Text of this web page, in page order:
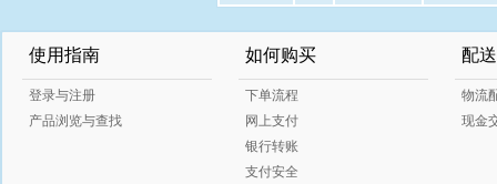
使用指南
登录与注册
产品浏览与查找
如何购买
下单流程
网上支付
银行转账
支付安全
配
物流
现金